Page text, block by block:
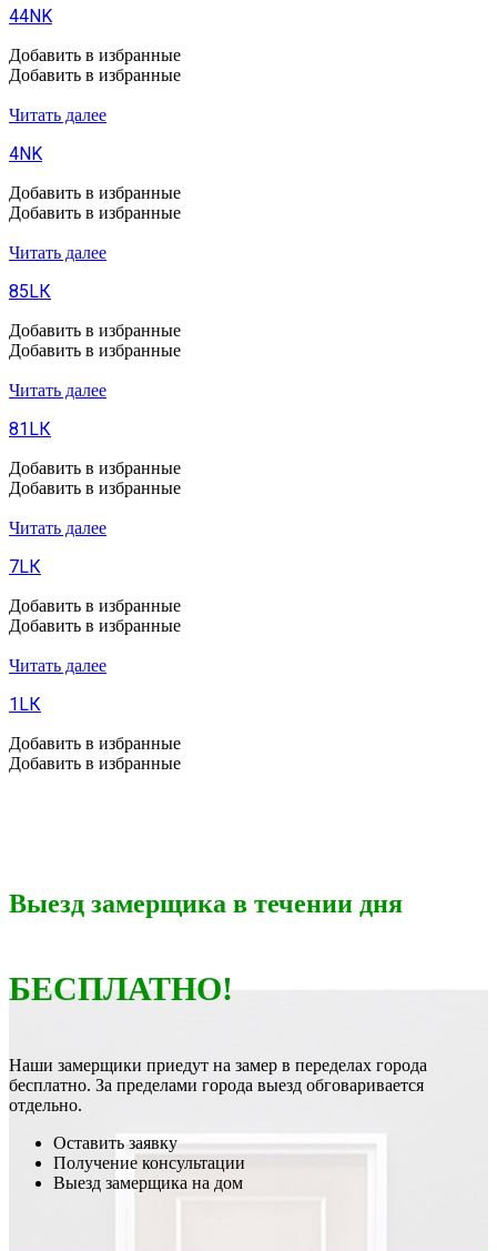
44NK
Добавить в избранные
Добавить в избранные
Читать далее
4NK
Добавить в избранные
Добавить в избранные
Читать далее
85LК
Добавить в избранные
Добавить в избранные
Читать далее
81LК
Добавить в избранные
Добавить в избранные
Читать далее
7LК
Добавить в избранные
Добавить в избранные
Читать далее
1LК
Добавить в избранные
Добавить в избранные
Выезд замерщика в течении дня
БЕСПЛАТНО!
Наши замерщики приедут на замер в переделах города
бесплатно. За пределами города выезд обговаривается
отдельно.
Оставить заявку
Получение консультации
Выезд замерщика на дом